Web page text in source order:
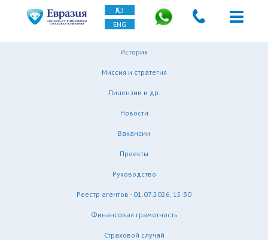
ҚАЗ
ENG
История
Миссия и стратегия
Лицензии и др.
Новости
Вакансии
Проекты
Руководство
Реестр агентов - 01.07.2026, 15:30
Финансовая грамотность
Страховой случай